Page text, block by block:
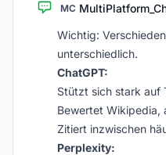
MC
Wichtig:
unterschiedlich.
ChatGPT:
Stützt sich stark auf
Bewertet Wikipedia,
Zitiert inzwischen
Perplexity: